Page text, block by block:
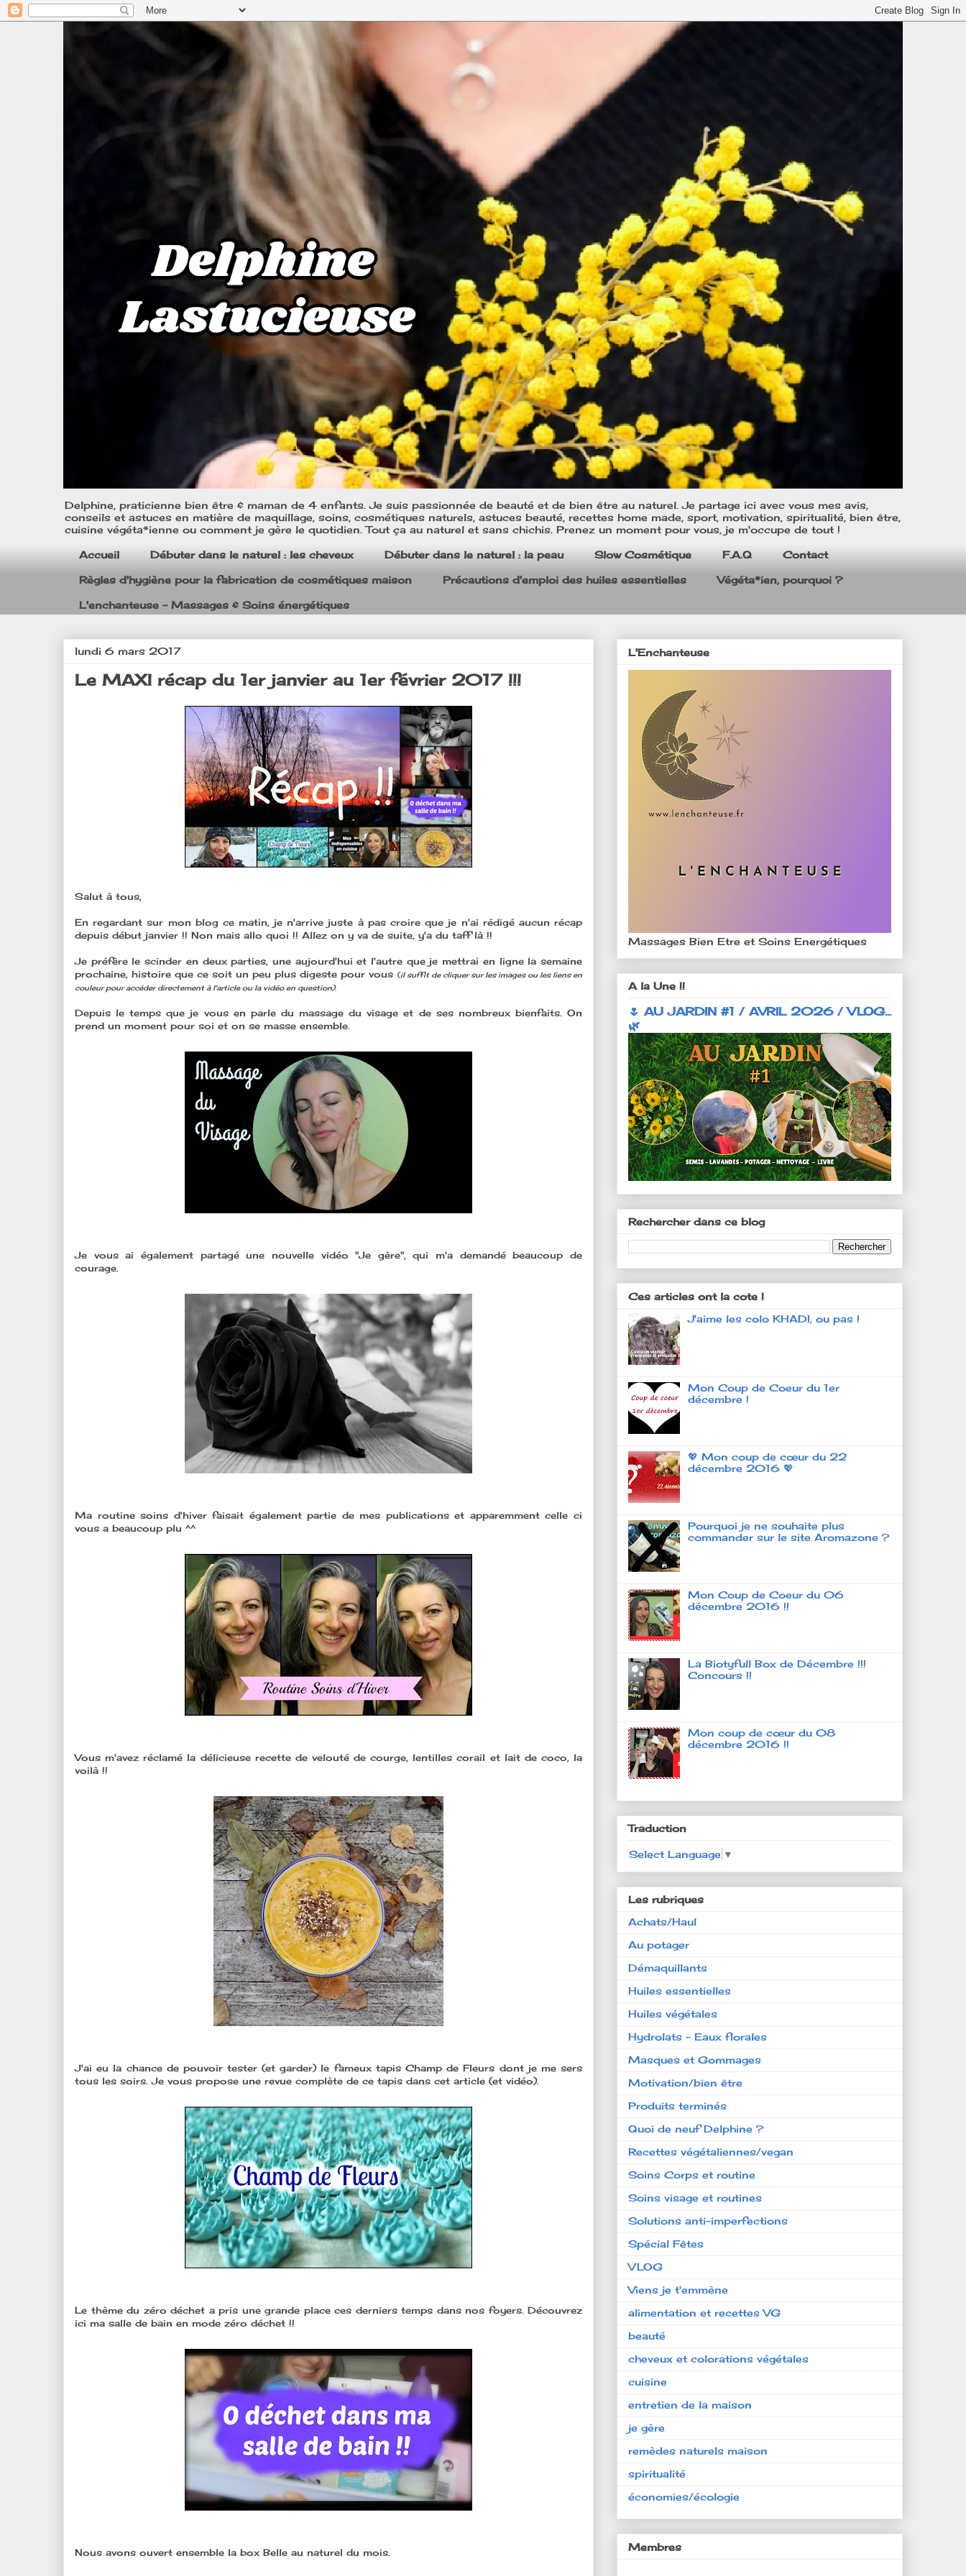
Delphine, praticienne bien être & maman de 4 enfants. Je suis passionnée de beauté et de bien être au naturel. Je partage ici avec vous mes avis,
conseils et astuces en matière de maquillage, soins, cosmétiques naturels, astuces beauté, recettes home made, sport, motivation, spiritualité, bien être,
cuisine végéta*ienne ou comment je gère le quotidien. Tout ça au naturel et sans chichis. Prenez un moment pour vous, je m'occupe de tout !
Accueil Débuter dans le naturel : les cheveux Débuter dans le naturel : la peau Slow Cosmétique F.A.Q Contact
Règles d'hygiène pour la fabrication de cosmétiques maison Précautions d'emploi des huiles essentielles Végéta*ien, pourquoi ?
L'enchanteuse - Massages & Soins énergétiques
lundi 6 mars 2017
Le MAXI récap du 1er janvier au 1er février 2017 !!!
Salut à tous,
En regardant sur mon blog ce matin, je n'arrive juste à pas croire que je n'ai rédigé aucun récap
depuis début janvier !! Non mais allo quoi !! Allez on y va de suite, y'a du taff là !!
Je préfère le scinder en deux parties, une aujourd'hui et l'autre que je mettrai en ligne la semaine
prochaine, histoire que ce soit un peu plus digeste pour vous (il suffit de cliquer sur les images ou les liens en
couleur pour accéder directement à l'article ou la vidéo en question).
Depuis le temps que je vous en parle du massage du visage et de ses nombreux bienfaits. On
prend un moment pour soi et on se masse ensemble.
Je vous ai également partagé une nouvelle vidéo "Je gère", qui m'a demandé beaucoup de
courage.
Ma routine soins d'hiver faisait également partie de mes publications et apparemment celle ci
vous a beaucoup plu ^^
Vous m'avez réclamé la délicieuse recette de velouté de courge, lentilles corail et lait de coco, la
voilà !!
J'ai eu la chance de pouvoir tester (et garder) le fameux tapis Champ de Fleurs dont je me sers
tous les soirs. Je vous propose une revue complète de ce tapis dans cet article (et vidéo).
Le thème du zéro déchet a pris une grande place ces derniers temps dans nos foyers. Découvrez
ici ma salle de bain en mode zéro déchet !!
Nous avons ouvert ensemble la box Belle au naturel du mois.
L'Enchanteuse
Massages Bien Etre et Soins Energétiques
A la Une !!
🌷 AU JARDIN #1 / AVRIL 2026 / VLOG...
🌿
Rechercher dans ce blog
Ces articles ont la cote !
J'aime les colo KHADI, ou pas !
Mon Coup de Coeur du 1er
décembre !
💖 Mon coup de cœur du 22
décembre 2016 💖
Pourquoi je ne souhaite plus
commander sur le site Aromazone ?
Mon Coup de Coeur du 06
décembre 2016 !!
La Biotyfull Box de Décembre !!!
Concours !!
Mon coup de cœur du 08
décembre 2016 !!
Traduction
Select Language ▼
Les rubriques
Achats/Haul
Au potager
Démaquillants
Huiles essentielles
Huiles végétales
Hydrolats - Eaux florales
Masques et Gommages
Motivation/bien être
Produits terminés
Quoi de neuf Delphine ?
Recettes végétaliennes/vegan
Soins Corps et routine
Soins visage et routines
Solutions anti-imperfections
Spécial Fêtes
VLOG
Viens je t'emmène
alimentation et recettes VG
beauté
cheveux et colorations végétales
cuisine
entretien de la maison
je gère
remèdes naturels maison
spiritualité
économies/écologie
Membres